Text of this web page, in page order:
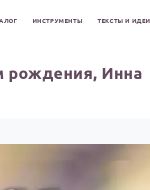
ИНСТРУМЕНТЫ ТЕКСТЫ И ИДЕИ
рождения, Инна